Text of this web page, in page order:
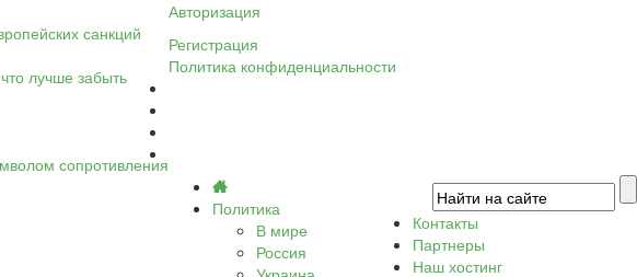
санкций
лучше забыть
сопротивления
Авторизация
Регистрация
Политика конфиденциальности
Политика
В мире
Россия
Контакты
Партнеры
Наш хостинг